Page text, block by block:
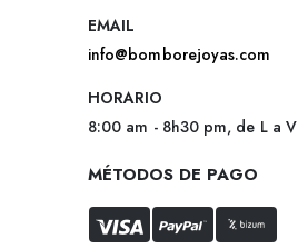
EMAIL
info@bomborejoyas.com
HORARIO
8:00 am - 8h30 pm, de L a V
MÉTODOS DE PAGO